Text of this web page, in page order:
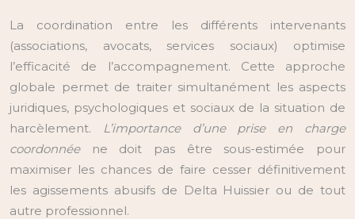
La coordination entre les différents intervenants
(associations, avocats, services sociaux) optimise
l’efficacité de l’accompagnement. Cette approche
globale permet de traiter simultanément les aspects
juridiques, psychologiques et sociaux de la situation de
harcèlement.
L’importance d’une prise en charge
coordonnéene doit pas être sous-estimée pour
maximiser les chances de faire cesser définitivement
les agissements abusifs de Delta Huissier ou de tout
autre professionnel.